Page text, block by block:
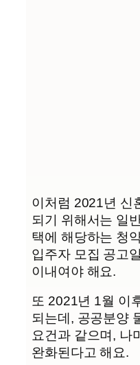
이처럼 2021년 신
되기 위해서는 일
택에 해당하는 청
입주자 모집 공고
이내여야 해요.
또 2021년 1월 이
되는데, 공공분양
요건과 같으며, 나
완화된다고 해요.